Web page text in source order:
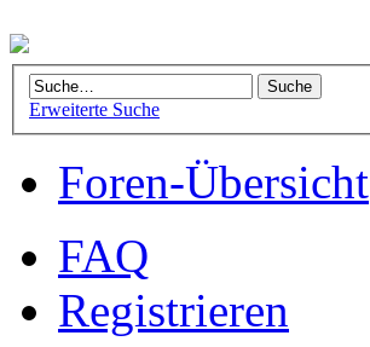
Erweiterte Suche
Foren-Übersicht
FAQ
Registrieren